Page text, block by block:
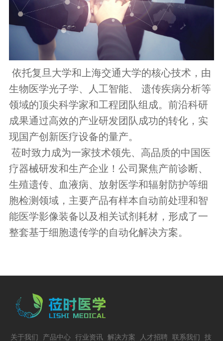
依托复旦大学和上海交通大学的核心技术，由
生物医学光子学、人工智能、 遗传疾病分析等
领域的顶尖科学家和工程团队组成。前沿科研
成果通过高效的产业研发团队成功的转化，实
现国产创新医疗设备的量产。
莅时致力成为一家技术领先、高品质的中国医
疗器械研发和生产企业！公司聚焦产前诊断、
生殖遗传、血液病、放射医学和辐射防护等细
胞检测领域，主要产品有样本自动前处理和智
能医学影像装备以及相关试剂耗材，形成了一
整套基于细胞遗传学的自动化解决方案。
关于我们 产品中心 行业资讯 解决方案 人才招聘 联系我们 技